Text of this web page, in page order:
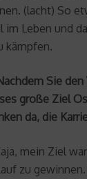
(lacht) So
im Leben und
kämpfen.
Sie den
große Ziel
da, die
mein Ziel
zu